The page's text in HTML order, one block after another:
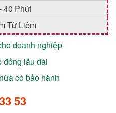
40 Phút
Từ Liêm
doanh nghiệp
đồng lâu dài
có bảo hành
53